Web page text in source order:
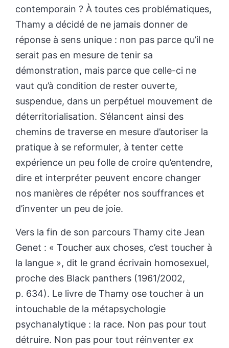
contemporain ? À toutes ces problématiques,
Thamy a décidé de ne jamais donner de
réponse à sens unique : non pas parce qu’il ne
serait pas en mesure de tenir sa
démonstration, mais parce que celle-ci ne
vaut qu’à condition de rester ouverte,
suspendue, dans un perpétuel mouvement de
déterritorialisation. S’élancent ainsi des
chemins de traverse en mesure d’autoriser la
pratique à se reformuler, à tenter cette
expérience un peu folle de croire qu’entendre,
dire et interpréter peuvent encore changer
nos manières de répéter nos souffrances et
d’inventer un peu de joie.
Vers la fin de son parcours Thamy cite Jean
Genet : « Toucher aux choses, c’est toucher à
la langue », dit le grand écrivain homosexuel,
proche des Black panthers (1961/2002,
p. 634). Le livre de Thamy ose toucher à un
intouchable de la métapsychologie
psychanalytique : la race. Non pas pour tout
détruire. Non pas pour tout réinventer ex